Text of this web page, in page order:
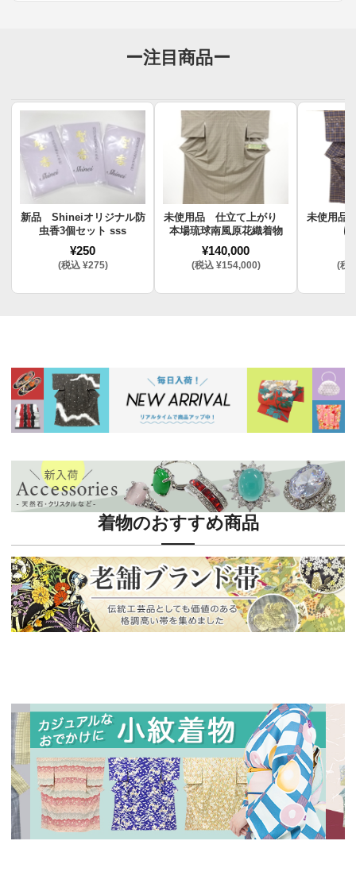
ー注目商品ー
新品 Shineiオリジナル防
虫香3個セット sss
¥250
(税込 ¥275)
未使用品 仕立て上がり
本場琉球南風原花織着物
¥140,000
(税込 ¥154,000)
未使用品
(税
着物のおすすめ商品